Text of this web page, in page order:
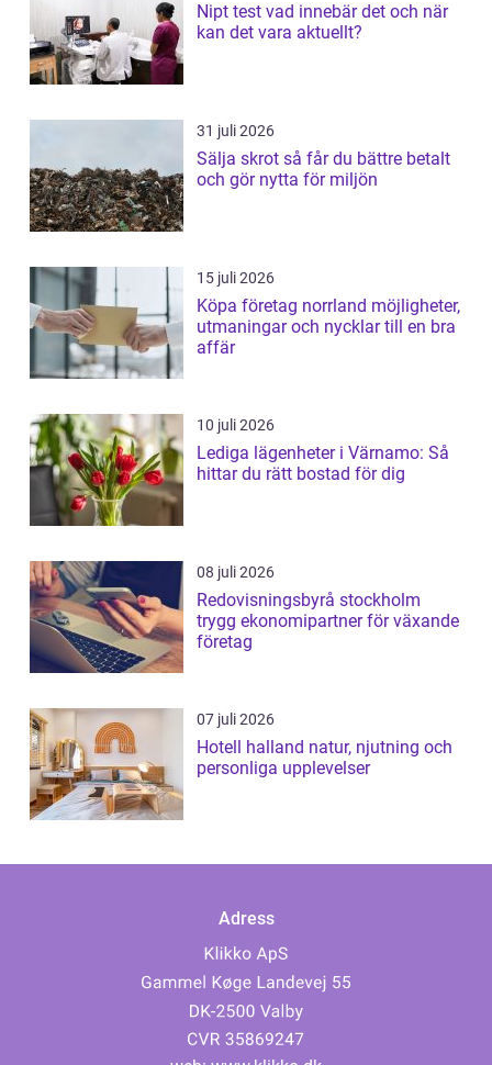
Nipt test vad innebär det och när
kan det vara aktuellt?
31 juli 2026
Sälja skrot så får du bättre betalt
och gör nytta för miljön
15 juli 2026
Köpa företag norrland möjligheter,
utmaningar och nycklar till en bra
affär
10 juli 2026
Lediga lägenheter i Värnamo: Så
hittar du rätt bostad för dig
08 juli 2026
Redovisningsbyrå stockholm
trygg ekonomipartner för växande
företag
07 juli 2026
Hotell halland natur, njutning och
personliga upplevelser
Adress